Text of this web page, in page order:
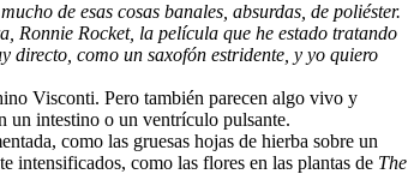
de esas cosas banales, absurdas, de poliéster.
Ronnie Rocket, la película que he estado tratando
directo, como un saxofón estridente, y yo quiero
Visconti. Pero también parecen algo vivo y
un intestino o un ventrículo pulsante.
como las gruesas hojas de hierba sobre un
intensificados, como las flores en las plantas de The